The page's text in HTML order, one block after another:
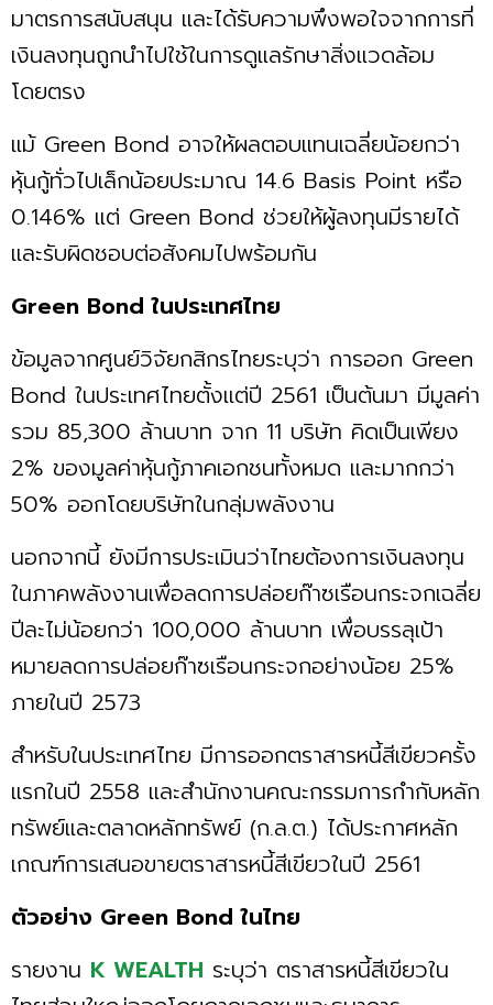
มาตรการสนับสนุน และได้รับความพึงพอใจจากการที่
เงินลงทุนถูกนำไปใช้ในการดูแลรักษาสิ่งแวดล้อม
โดยตรง
แม้ Green Bond อาจให้ผลตอบแทนเฉลี่ยน้อยกว่า
หุ้นกู้ทั่วไปเล็กน้อยประมาณ 14.6 Basis Point หรือ
0.146% แต่ Green Bond ช่วยให้ผู้ลงทุนมีรายได้
และรับผิดชอบต่อสังคมไปพร้อมกัน
Green Bond ในประเทศไทย
ข้อมูลจากศูนย์วิจัยกสิกรไทยระบุว่า การออก Green
Bond ในประเทศไทยตั้งแต่ปี 2561 เป็นต้นมา มีมูลค่า
รวม 85,300 ล้านบาท จาก 11 บริษัท คิดเป็นเพียง
2% ของมูลค่าหุ้นกู้ภาคเอกชนทั้งหมด และมากกว่า
50% ออกโดยบริษัทในกลุ่มพลังงาน
นอกจากนี้ ยังมีการประเมินว่าไทยต้องการเงินลงทุน
ในภาคพลังงานเพื่อลดการปล่อยก๊าซเรือนกระจกเฉลี่ย
ปีละไม่น้อยกว่า 100,000 ล้านบาท เพื่อบรรลุเป้า
หมายลดการปล่อยก๊าซเรือนกระจกอย่างน้อย 25%
ภายในปี 2573
สำหรับในประเทศไทย มีการออกตราสารหนี้สีเขียวครั้ง
แรกในปี 2558 และสำนักงานคณะกรรมการกำกับหลัก
ทรัพย์และตลาดหลักทรัพย์ (ก.ล.ต.) ได้ประกาศหลัก
เกณฑ์การเสนอขายตราสารหนี้สีเขียวในปี 2561
ตัวอย่าง Green Bond ในไทย
รายงาน K WEALTH ระบุว่า ตราสารหนี้สีเขียวใน